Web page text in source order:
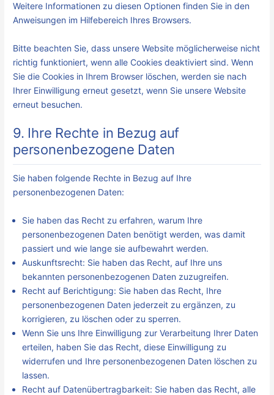
Weitere Informationen zu diesen Optionen finden Sie in den
Anweisungen im Hilfebereich Ihres Browsers.
Bitte beachten Sie, dass unsere Website möglicherweise nicht
richtig funktioniert, wenn alle Cookies deaktiviert sind. Wenn
Sie die Cookies in Ihrem Browser löschen, werden sie nach
Ihrer Einwilligung erneut gesetzt, wenn Sie unsere Website
erneut besuchen.
9. Ihre Rechte in Bezug auf
personenbezogene Daten
Sie haben folgende Rechte in Bezug auf Ihre
personenbezogenen Daten:
Sie haben das Recht zu erfahren, warum Ihre
personenbezogenen Daten benötigt werden, was damit
passiert und wie lange sie aufbewahrt werden.
Auskunftsrecht: Sie haben das Recht, auf Ihre uns
bekannten personenbezogenen Daten zuzugreifen.
Recht auf Berichtigung: Sie haben das Recht, Ihre
personenbezogenen Daten jederzeit zu ergänzen, zu
korrigieren, zu löschen oder zu sperren.
Wenn Sie uns Ihre Einwilligung zur Verarbeitung Ihrer Daten
erteilen, haben Sie das Recht, diese Einwilligung zu
widerrufen und Ihre personenbezogenen Daten löschen zu
lassen.
Recht auf Datenübertragbarkeit: Sie haben das Recht, alle